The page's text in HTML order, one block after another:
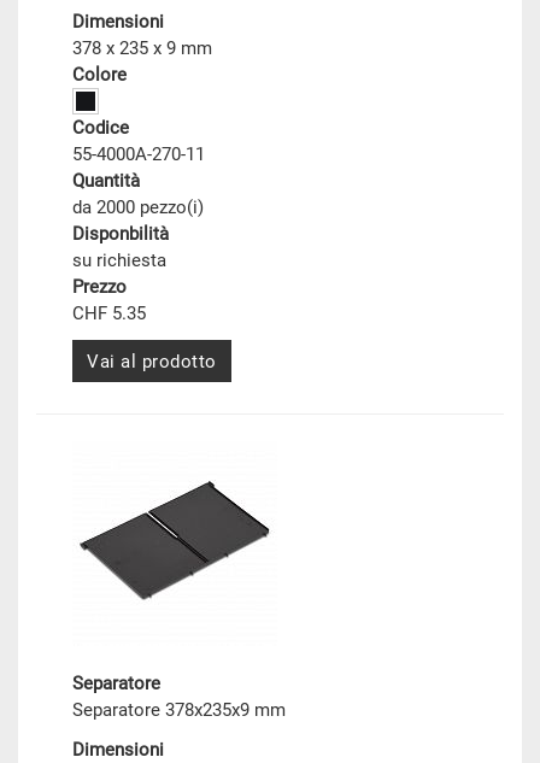
Dimensioni
378 x 235 x 9 mm
Colore
Codice
55-4000A-270-11
Quantità
da 2000 pezzo(i)
Disponbilità
su richiesta
Prezzo
CHF 5.35
Vai al prodotto
Separatore
Separatore 378x235x9 mm
Dimensioni